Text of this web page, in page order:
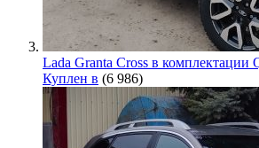
Lada Granta Cross в комплектации
Куплен в (6 986)